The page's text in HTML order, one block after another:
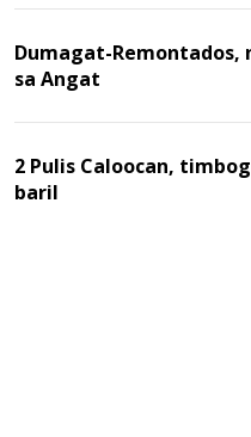
Dumagat-Remontados,
sa Angat
2 Pulis Caloocan,
baril